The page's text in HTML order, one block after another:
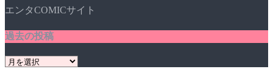
ー
エンタCOMICサイト
過去の投稿
過